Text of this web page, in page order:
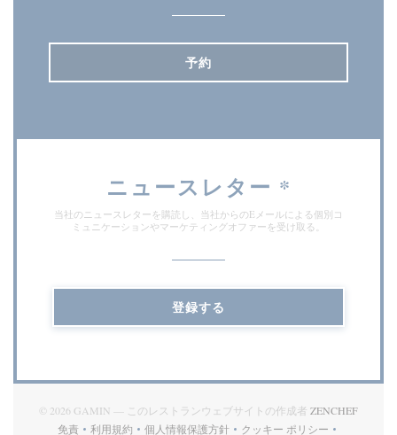
予約
ニュースレター *
当社のニュースレターを購読し、当社からのEメールによる個別コ
ミュニケーションやマーケティングオファーを受け取る。
登録する
© 2026 GAMIN — このレストランウェブサイトの作成者 ZENCHEF((新し
免責
利用規約 個人情報保護方針 クッキー ポリシー